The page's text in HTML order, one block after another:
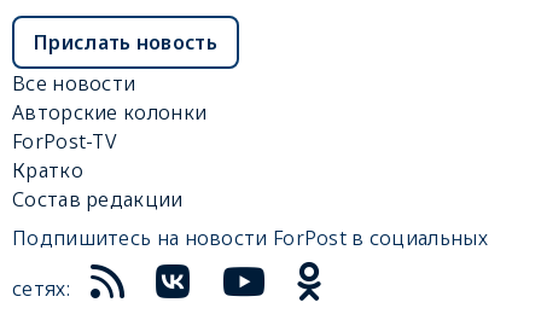
Прислать новость
Все новости
Авторские колонки
ForPost-TV
Кратко
Состав редакции
Подпишитесь на новости ForPost в социальных
сетях: